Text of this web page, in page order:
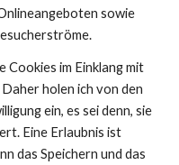
sowie
Cookies im Einklang mit
holen ich von den
ein, es sei denn, sie
Eine Erlaubnis ist
das Speichern und das